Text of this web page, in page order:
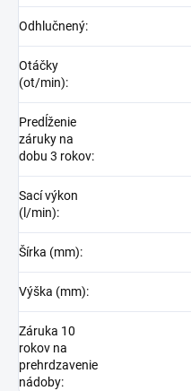
Odhlučnený:
Otáčky
(ot/min):
Predĺženie
záruky na
dobu 3 rokov:
Sací výkon
(l/min):
Šírka (mm):
Výška (mm):
Záruka 10
rokov na
prehrdzavenie
nádoby: